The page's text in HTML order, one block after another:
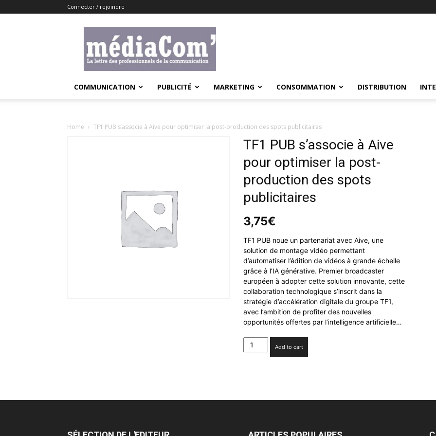
Connecter / rejoindre
COMMUNICATION PUBLICITÉ MARKETING CONSOMMATION DISTRIBUTION
Home TF1 PUB s’associe à Aive pour optimiser la post-production des spots publicitaires
TF1 PUB s’associe à Aive
pour optimiser la post-
production des spots
publicitaires
3,75€
TF1 PUB noue un partenariat avec Aive, une
solution de montage vidéo permettant
d’automatiser l’édition de vidéos à grande échelle
grâce à l’IA générative. Premier broadcaster
européen à adopter cette solution innovante, cette
collaboration technologique s’inscrit dans la
stratégie d’accélération digitale du groupe TF1,
avec l’ambition de profiter des nouvelles
opportunités offertes par l’intelligence artificielle…
TF1
PUB
production
Add to cart